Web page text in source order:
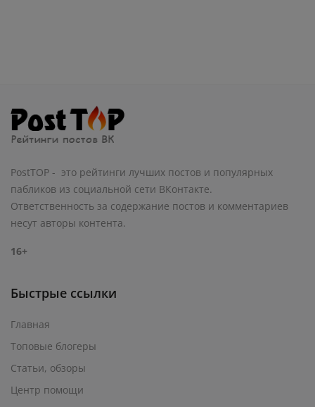
PostTOP - это рейтинги лучших постов и популярных
пабликов из социальной сети ВКонтакте.
Ответственность за содержание постов и комментариев
несут авторы контента.
16+
Быстрые ссылки
Главная
Топовые блогеры
Статьи, обзоры
Центр помощи